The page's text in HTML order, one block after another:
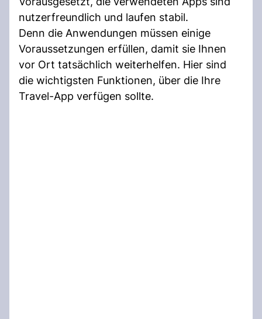
nutzerfreundlich und laufen stabil.
Denn die Anwendungen müssen einige
Voraussetzungen erfüllen, damit sie Ihnen
vor Ort tatsächlich weiterhelfen. Hier sind
die wichtigsten Funktionen, über die Ihre
Travel-App verfügen sollte.